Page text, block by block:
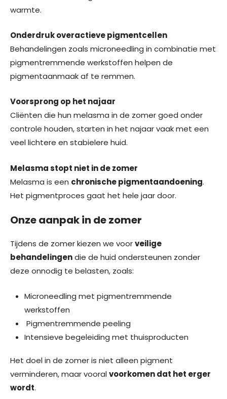
warmte.
Onderdruk overactieve pigmentcellen
Behandelingen zoals microneedling in combinatie met
pigmentremmende werkstoffen helpen de
pigmentaanmaak af te remmen.
Voorsprong op het najaar
Cliënten die hun melasma in de zomer goed onder
controle houden, starten in het najaar vaak met een
veel lichtere en stabielere huid.
Melasma stopt niet in de zomer
Melasma is een chronische pigmentaandoening.
Het pigmentproces gaat het hele jaar door.
Onze aanpak in de zomer
Tijdens de zomer kiezen we voorveilige
behandelingendie de huid ondersteunen zonder
deze onnodig te belasten, zoals:
Microneedling met pigmentremmende
werkstoffen
Pigmentremmende peeling
Intensieve begeleiding met thuisproducten
Het doel in de zomer is niet alleen pigment
verminderen, maar vooralvoorkomen dat het erger
wordt.